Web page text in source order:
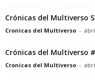
Crónicas del Multiverso
Cronicas del Multiverso -
Crónicas del Multiverso
Cronicas del Multiverso -